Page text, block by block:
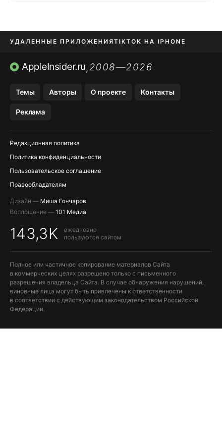
УДАЛЕННЫЕ ПРИЛОЖЕНИЯTIKTOK НА IPHONE
ПРИЛОЖЕНИЯ БЕЗ APP STORE
AppleInsider.ru,2008—2026
Темы Авторы О проекте Контакты
Реклама
Редакционная политика
Политика конфиденциальности
Пользовательское соглашение
Правообладателям
Дизайн — Миша Гончаров
Воплощение — 101 Медиа
143,3K
ежедневно
пользуются сайтом
Полное или частичное копирование материалов Сайта
в коммерческих целях разрешено только с письменного
разрешения владельца Сайта. В случае обнаружения нарушений,
виновные лица могут быть привлечены к ответственности
в соответствии с действующим законодательством Российской
Федерации.